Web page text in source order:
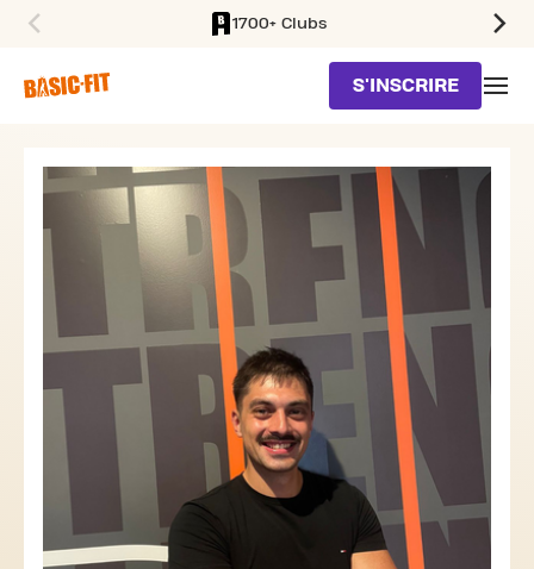
1700+ Clubs
S'INSCRIRE